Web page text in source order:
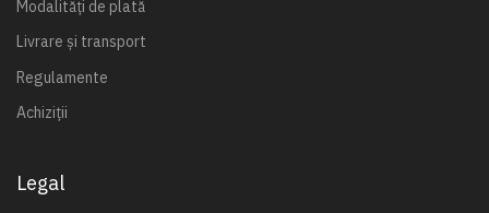
Modalități de plată
Livrare și transport
Regulamente
Achiziții
Legal